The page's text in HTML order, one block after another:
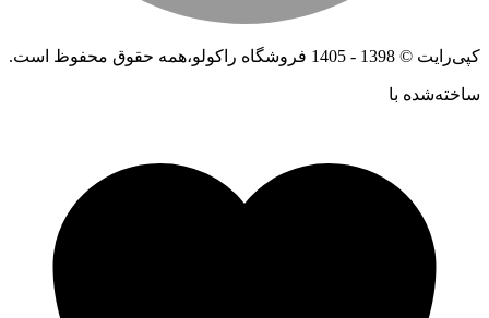
کپی‌رایت © 1398 - 1405 فروشگاه راکولو،همه حقوق محفوظ است.
ساخته‌شده ‌با